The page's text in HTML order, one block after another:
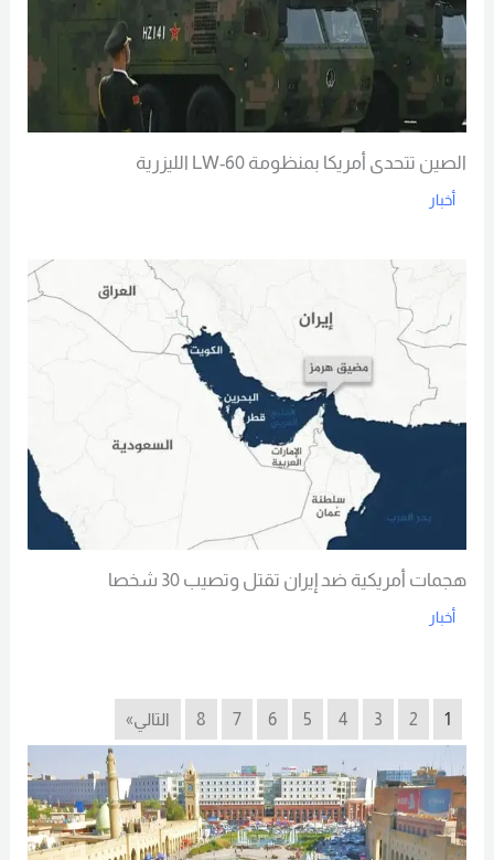
الصين تتحدى أمريكا بمنظومة LW-60 الليزرية
أخبار
هجمات أمريكية ضد إيران تقتل وتصيب 30 شخصا
أخبار
1
2
3
4
5
6
7
8 التالي»